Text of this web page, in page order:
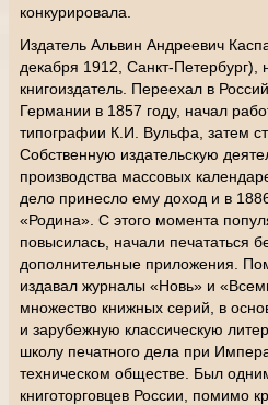
конкурировала.
Издатель Альвин Андреевич
декабря 1912, Санкт-Петербург),
книгоиздатель. Переехал в
Германии в 1857 году, начал
типографии К.И. Вульфа, затем
Собственную издательскую
производства массовых
дело принесло ему доход и в
«Родина». С этого момента
повысилась, начали печататься
дополнительные приложения.
издавал журналы «Новь» и
множество книжных серий, в
и зарубежную классическую
школу печатного дела при
техническом обществе. Был
книготорговцев России, помимо